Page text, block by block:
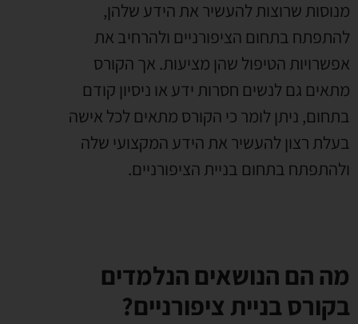
מנוסות שרוצות להעשיר את הידע שלהן,
להתפתח בתחום הציפורניים ולהרחיב את
אפשרויות הטיפול שהן מציעות. אך הקורס
מתאים גם לנשים חסרות ידע או ניסיון קודם
בתחום, ניתן לומר כי הקורס מתאים לכל אישה
בעלת רצון להעשיר את הידע המקצועי שלה
ולהתפתח בתחום בניית הציפורניים.
מה הם הנושאים הנלמדים
בקורס בניית ציפורניים?